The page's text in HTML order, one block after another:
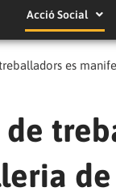
Acció Social
es